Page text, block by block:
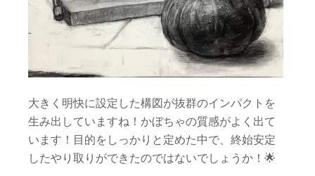
大きく明快に設定した構図が抜群のインパクトを
生み出していますね！かぼちゃの質感がよく出て
います！目的をしっかりと定めた中で、終始安定
したやり取りができたのではないでしょうか！ 🌟